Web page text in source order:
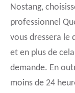
Nostang,
professionnel
vous dressera le
et en plus de
demande. En
moins de 24